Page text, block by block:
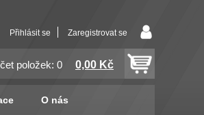
Přihlásit se Zaregistrovat se
položek: 0 0,00 Kč
O nás